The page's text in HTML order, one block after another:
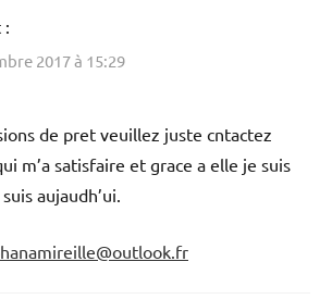
:
2017 à 15:29
de pret veuillez juste cntactez
m’a satisfaire et grace a elle je suis
aujaudh’ui.